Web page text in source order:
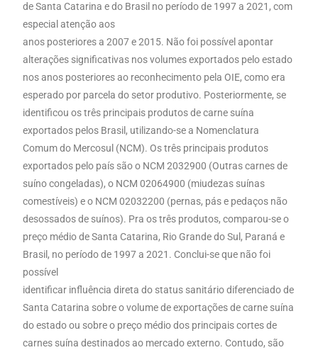
de Santa Catarina e do Brasil no período de 1997 a 2021, com
especial atenção aos
anos posteriores a 2007 e 2015. Não foi possível apontar
alterações significativas nos volumes exportados pelo estado
nos anos posteriores ao reconhecimento pela OIE, como era
esperado por parcela do setor produtivo. Posteriormente, se
identificou os três principais produtos de carne suína
exportados pelos Brasil, utilizando-se a Nomenclatura
Comum do Mercosul (NCM). Os três principais produtos
exportados pelo país são o NCM 2032900 (Outras carnes de
suíno congeladas), o NCM 02064900 (miudezas suínas
comestíveis) e o NCM 02032200 (pernas, pás e pedaços não
desossados de suínos). Pra os três produtos, comparou-se o
preço médio de Santa Catarina, Rio Grande do Sul, Paraná e
Brasil, no período de 1997 a 2021. Conclui-se que não foi
possível
identificar influência direta do status sanitário diferenciado de
Santa Catarina sobre o volume de exportações de carne suína
do estado ou sobre o preço médio dos principais cortes de
carnes suína destinados ao mercado externo. Contudo, são